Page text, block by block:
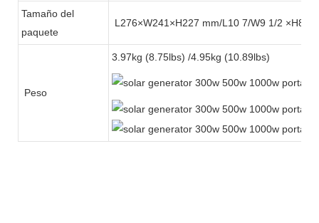
Tamaño del
paquete
L276×W241×H227 mm/L10 7/W9 1/2 ×H8 7/
Peso
3.97kg (8.75lbs) /4.95kg (10.89lbs)